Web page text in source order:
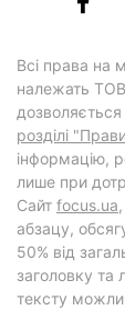
Всі права на
належать
розділі
інформацію,
лише при
Cайт focus.ua
абзацу,
50% від
заголовку та
тексту